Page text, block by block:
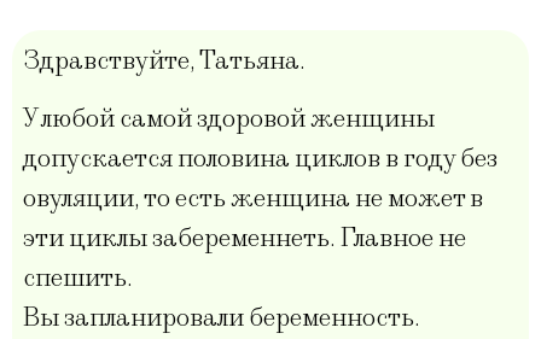
Здравствуйте, Татьяна.
У любой самой здоровой женщины
допускается половина циклов в году без
овуляции, то есть женщина не может в
эти циклы забеременнеть. Главное не
спешить.
Вы запланировали беременность.